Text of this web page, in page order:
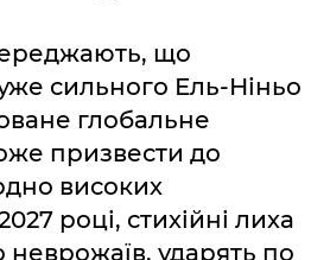
що
сильного Ель-Ніньо
глобальне
призвести до
високих
році, стихійні лиха
неврожаїв, ударять по